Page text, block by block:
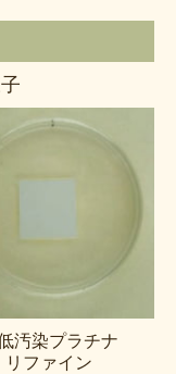
汚染プラチナ
リファイン